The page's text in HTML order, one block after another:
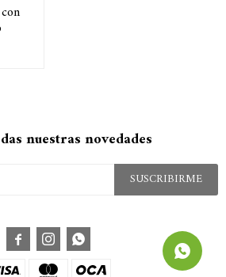
nuestras novedades
SUSCRIBIRME
  